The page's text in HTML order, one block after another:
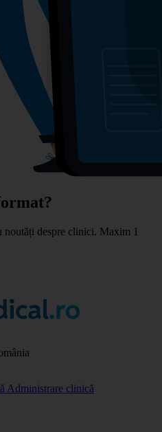
noutăți despre clinici. Maxim 1
Administrare clinică